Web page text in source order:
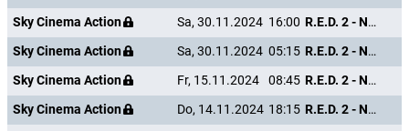
Sky Cinema Action
Sa, 30.11.2024 16:00
R.E.D. 2 - Noch Älter. Härter. Besser.
Sky Cinema Action
Sa, 30.11.2024 05:15
R.E.D. 2 - Noch Älter. Härter. Besser.
Sky Cinema Action
Fr, 15.11.2024 08:45
R.E.D. 2 - Noch Älter. Härter. Besser.
Sky Cinema Action
Do, 14.11.2024 18:15
R.E.D. 2 - Noch Älter. Härter. Besser.